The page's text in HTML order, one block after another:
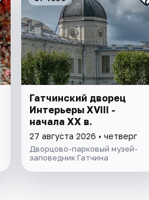
Гатчинский дворец
Интерьеры ХVIII -
начала ХХ в.
27 августа 2026 • четверг
Дворцово-парковый музей-
заповедник Гатчина